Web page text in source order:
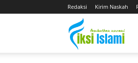
Redaksi Kirim Naskah